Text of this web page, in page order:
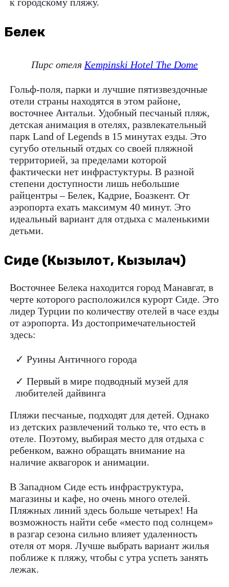
Белек
Пирс отеля Kempinski Hotel The Dome
Гольф-поля, парки и лучшие пятизвездочные
отели страны находятся в этом районе,
восточнее Антальи. Удобный песчаный пляж,
детская анимация в отелях, развлекательный
парк Land of Legends в 15 минутах езды. Это
сугубо отельный отдых со своей пляжной
территорией, за пределами которой
фактически нет инфрастуктуры. В разной
степени доступности лишь небольшие
райцентры – Белек, Кадрие, Боазкент. От
аэропорта ехать максимум 40 минут. Это
идеальный вариант для отдыха с маленькими
детьми.
Сиде (Кызылот, Кызылач)
Восточнее Белека находится город Манавгат, в
черте которого расположился курорт Сиде. Это
лидер Турции по количеству отелей в часе езды
от аэропорта. Из достопримечательностей
здесь:
✓ Руины Античного города
✓ Первый в мире подводный музей для
любителей дайвинга
Пляжи песчаные, подходят для детей. Однако
из детских развлечений только те, что есть в
отеле. Поэтому, выбирая место для отдыха с
ребенком, важно обращать внимание на
наличие аквагорок и анимации.
В Западном Сиде есть инфраструктура,
магазины и кафе, но очень много отелей.
Пляжных линий здесь больше четырех! На
возможность найти себе «место под солнцем»
в разгар сезона сильно влияет удаленность
отеля от моря. Лучше выбрать вариант жилья
поближе к пляжу, чтобы с утра успеть занять
лежак.